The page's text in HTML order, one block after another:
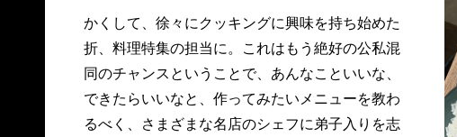
かくして、徐々にクッキングに興味を持ち始めた
折、料理特集の担当に。これはもう絶好の公私混
同のチャンスということで、あんなこといいな、
できたらいいなと、作ってみたいメニューを教わ
るべく、さまざまな名店のシェフに弟子入りを志